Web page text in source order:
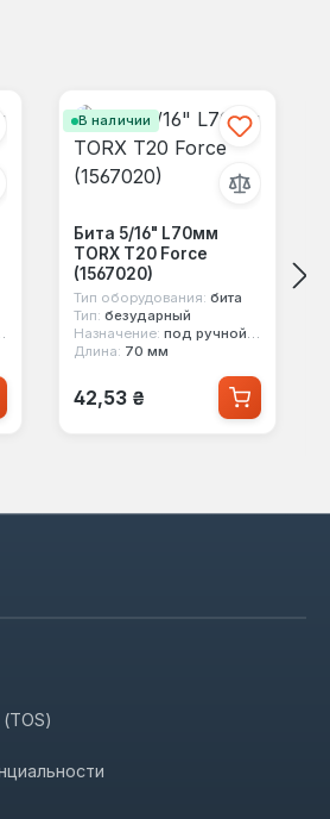
В наличии
Бита 5/16" L70мм
TORX T20 Force
(1567020)
Тип оборудования: бита
Тип: безударный
Назначение: под ручной инструмент
Длина: 70 мм
Обычная цена:
42,53 ₴